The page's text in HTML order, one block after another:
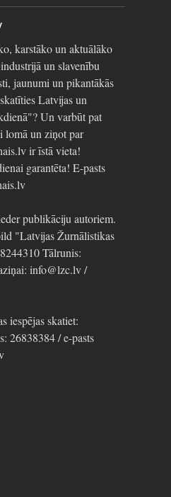
karstāko un aktuālāko
un slavenību
jaunumi un pikantākās
Latvijas un
Un varbūt pat
lomā un ziņot par
ir īstā vieta!
garantēta! E-pasts
publikāciju autoriem.
"Latvijas Žurnālistikas
Tālrunis:
info@lzc.lv /
iespējas skatiet:
26838384 / e-pasts